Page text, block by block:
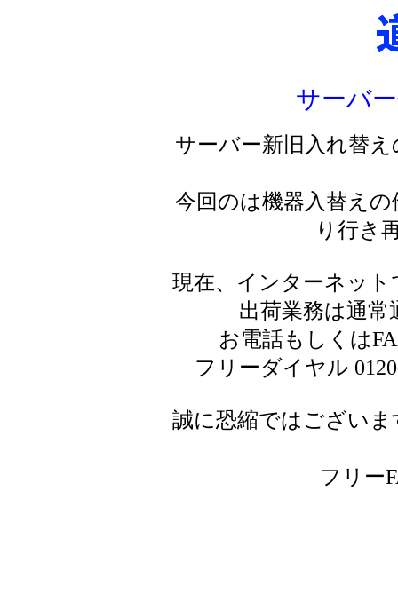
サーバ
サーバー新旧入れ替
今回のは機器入替え
り行き
現在、インターネッ
出荷業務は通
お電話もしくは
フリーダイヤル
誠に恐縮ではござい
フリー